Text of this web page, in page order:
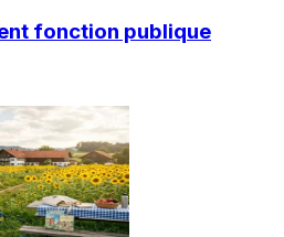
fonction publique